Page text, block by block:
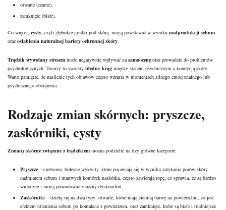
otwarte (czarne),
zamknięte (białe).
Co więcej, cysty , czyli głębokie grudki pod skórą, mogą powstawać w wyniku nadprodukcji sebum
oraz osłabienia naturalnej bariery ochronnej skóry
Trądzik wywołany stresem może negatywnie wpływać na samoocenę oraz prowadzić do problemów
psychologicznych. Tworzy to swoisty błędny krąg między stanem psychicznym a kondycją skóry.
Warto pamiętać, że nasilenie tych objawów często wzrasta w momentach silnego emocjonalnego lub
psychicznego obciążenia.
Rodzaje zmian skórnych: pryszcze,
zaskórniki, cysty
Zmiany skórne związane z trądzikiem można podzielić na trzy główne kategorie:
Pryszcze – czerwone, bolesne wykwity, które pojawiają się w wyniku zatykania porów skóry
nadmiarem sebum i martwych komórek naskórka, często zawierają ropę, co sprawia, że są bardzo
widoczne i mogą powodować znaczny dyskomfort,
Zaskórniki – dzielą się na dwa typy: otwarte, które mają ciemną barwę na powierzchni, co jest
efektem utlenienia sebum po kontakcie z powietrzem, oraz zamknięte, które są białe i trudniejsze